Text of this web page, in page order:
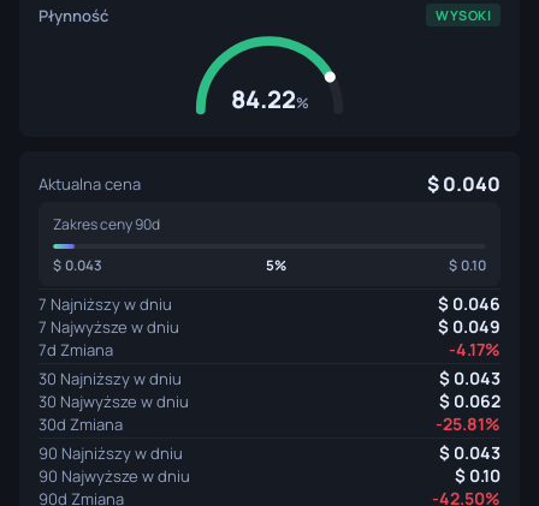
Płynność WYSOKI
84.22%
Aktualna cena 0.040
Zakres ceny 90d
0.043 5% 0.10
7 Najniższy w dniu 0.046
7 Najwyższe w dniu 0.049
7d Zmiana -4.17%
30 Najniższy w dniu 0.043
30 Najwyższe w dniu 0.062
30d Zmiana -25.81%
90 Najniższy w dniu 0.043
90 Najwyższe w dniu 0.10
90d Zmiana -42.50%